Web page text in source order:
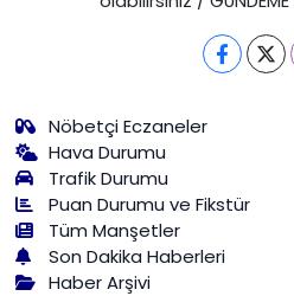
Nöbetçi Eczaneler
Hava Durumu
Trafik Durumu
Puan Durumu ve Fikstür
Tüm Manşetler
Son Dakika Haberleri
Haber Arşivi